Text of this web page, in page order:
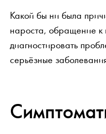
Какой бы ни была
нароста, обращение к
диагностировать
серьёзные